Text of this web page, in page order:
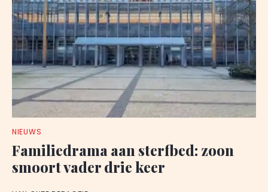
NIEUWS
Familiedrama aan sterfbed: zoon
smoort vader drie keer